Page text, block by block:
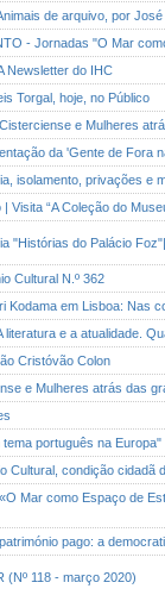
de arquivo, por
- Jornadas "O Mar
Newsletter do IHC
Torgal, hoje, no Público
e Mulheres
da 'Gente de Fora
isolamento, privações e
Visita “A Coleção do
"Histórias do Palácio
Cultural N.º 362
Kodama em Lisboa: Nas
e a atualidade.
Cristóvão Colon
e Mulheres atrás das
português na Europa"
Cultural, condição cidadã
Mar como Espaço de
pago: a
(Nº 118 - março 2020)